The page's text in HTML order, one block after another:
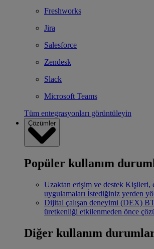
Freshworks
Jira
Salesforce
Zendesk
Slack
Microsoft Teams
Tüm entegrasyonları görüntüleyin
Çözümler
Popüler kullanım
Uzaktan erişim ve destek Kişileri,
uygulamaları İstediğiniz yerden
Dijital çalışan deneyimi (DEX)
üretkenliği etkilenmeden önce
Diğer kullanım